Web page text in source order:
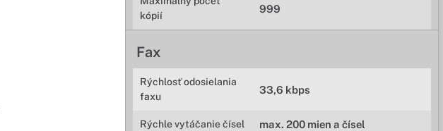
kópií
999
Fax
Rýchlosť odosielania
faxu
33,6 kbps
Rýchle vytáčanie čísel max. 200 mien a čísel